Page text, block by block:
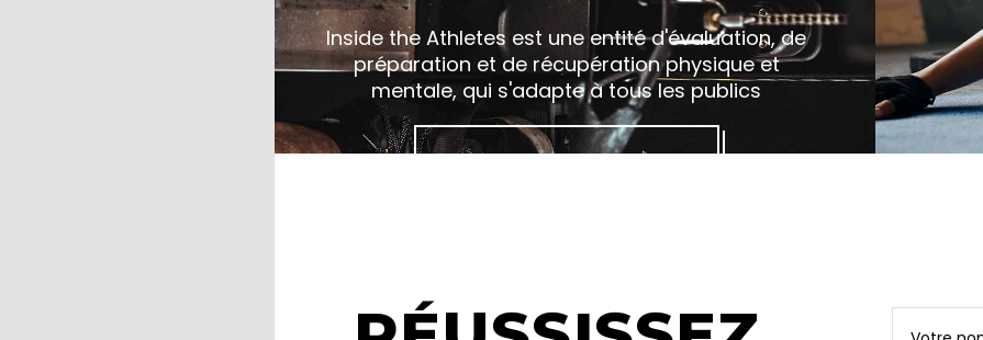
Inside the Athletes est une entité d'évaluation, de
préparation et de récupération physique et
mentale, qui s'adapte à tous les publics
EN SAVOIR PLUS